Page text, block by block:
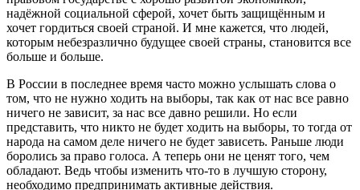
надёжной социальной сферой, хочет быть защищённым и
хочет гордиться своей страной. И мне кажется, что людей,
которым небезразлично будущее своей страны, становится все
больше и больше.
В России в последнее время часто можно услышать слова о
том, что не нужно ходить на выборы, так как от нас все равно
ничего не зависит, за нас все давно решили. Но если
представить, что никто не будет ходить на выборы, то тогда от
народа на самом деле ничего не будет зависеть. Раньше люди
боролись за право голоса. А теперь они не ценят того, чем
обладают. Ведь чтобы изменить что-то в лучшую сторону,
необходимо предпринимать активные действия.